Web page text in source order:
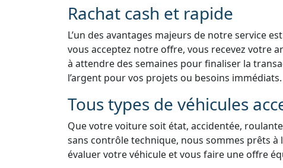
Rachat cash et rapide
L’un des avantages majeurs de notre service
vous acceptez notre offre, vous recevez votre
à attendre des semaines pour finaliser la
l’argent pour vos projets ou besoins immédiats.
Tous types de véhicules
Que votre voiture soit état, accidentée,
sans contrôle technique, nous sommes prêts à
évaluer votre véhicule et vous faire une offre